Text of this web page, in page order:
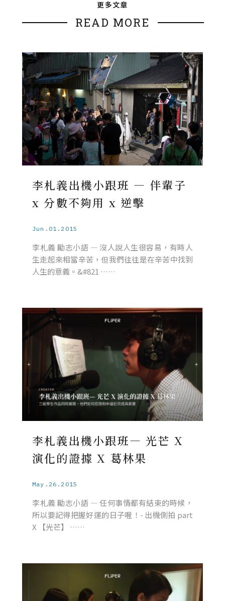
更多文章
READ MORE
李札義出機小跟班 — 伴輩子
x 分數不夠用 x 逆擊
Jun.01.2015
李札義 勵志小語 — 沒人說人生很容易，有時人
生走起來相當辛苦，但我們往往是在辛苦中找到
人生的意義。&#821 ……
李札義出機小跟班— 光芒 X
演化的證據 X 葛林果
May.26.2015
李札義 勵志小語 — 任何事情都有結束的時候，
所以要記得把握好運的日子喔！- 出機側拍 part
X 【光芒】 ……